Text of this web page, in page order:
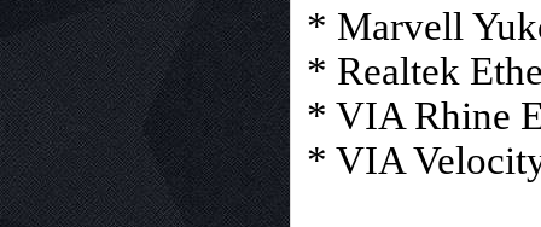
* Marvell
* Realtek
* VIA Rhine
* VIA